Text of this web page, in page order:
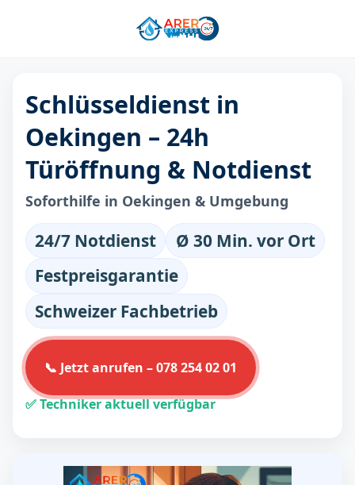
Schlüsseldienst in
Oekingen – 24h
Türöffnung & Notdienst
Soforthilfe in Oekingen & Umgebung
24/7 Notdienst
Ø 30 Min. vor Ort
Festpreisgarantie
Schweizer Fachbetrieb
📞 Jetzt anrufen – 078 254 02 01
✅ Techniker aktuell verfügbar